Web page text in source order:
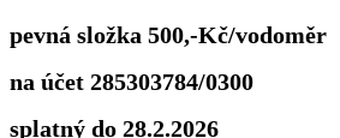
pevná složka 500,-Kč/vodoměr
na účet 285303784/0300
splatný do 28.2.2026